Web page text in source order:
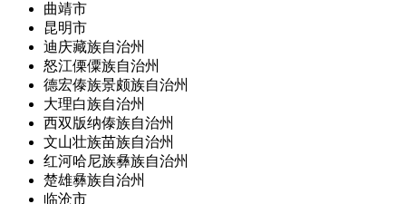
曲靖市
昆明市
迪庆藏族自治州
怒江傈僳族自治州
德宏傣族景颇族自治州
大理白族自治州
西双版纳傣族自治州
文山壮族苗族自治州
红河哈尼族彝族自治州
楚雄彝族自治州
临沧市